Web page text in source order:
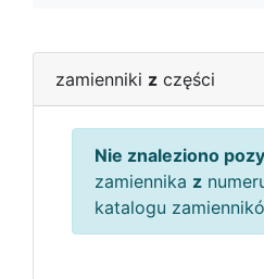
zamienniki z części
Nie znaleziono
zamiennika z
katalogu